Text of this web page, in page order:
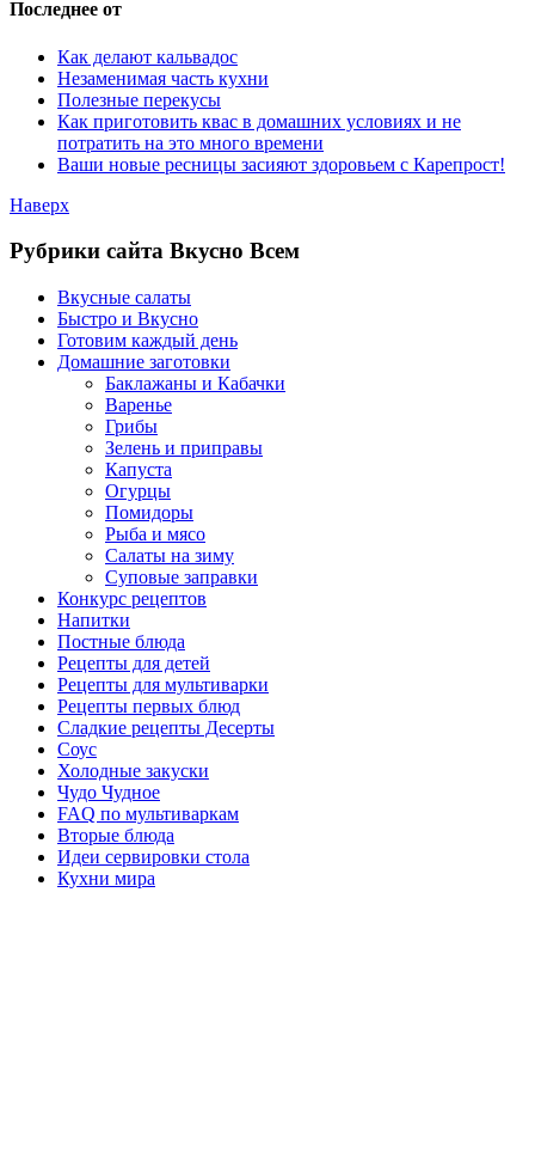
Последнее от
Как делают кальвадос
Незаменимая часть кухни
Полезные перекусы
Как приготовить квас в домашних условиях и не
потратить на это много времени
Ваши новые ресницы засияют здоровьем с Карепрост!
Наверх
Рубрики сайта Вкусно Всем
Вкусные салаты
Быстро и Вкусно
Готовим каждый день
Домашние заготовки
Баклажаны и Кабачки
Варенье
Грибы
Зелень и приправы
Капуста
Огурцы
Помидоры
Рыба и мясо
Салаты на зиму
Суповые заправки
Конкурс рецептов
Напитки
Постные блюда
Рецепты для детей
Рецепты для мультиварки
Рецепты первых блюд
Сладкие рецепты Десерты
Соус
Холодные закуски
Чудо Чудное
FAQ по мультиваркам
Вторые блюда
Идеи сервировки стола
Кухни мира